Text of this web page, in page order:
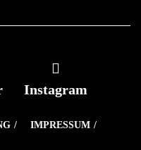
Instagram
IMPRESSUM